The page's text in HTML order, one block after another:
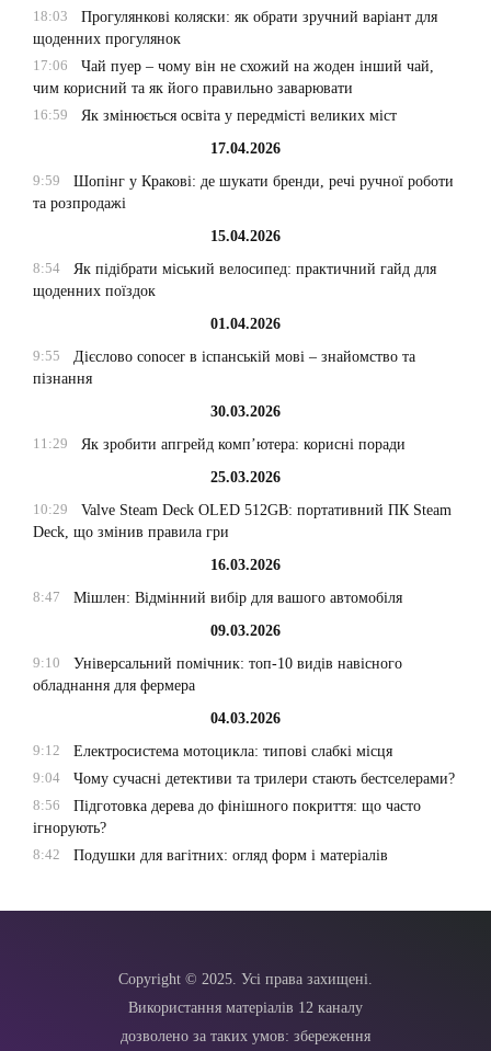
18:03
Прогулянкові коляски: як обрати зручний варіант для
щоденних прогулянок
17:06
Чай пуер – чому він не схожий на жоден інший чай,
чим корисний та як його правильно заварювати
16:59
Як змінюється освіта у передмісті великих міст
17.04.2026
9:59
Шопінг у Кракові: де шукати бренди, речі ручної роботи
та розпродажі
15.04.2026
8:54
Як підібрати міський велосипед: практичний гайд для
щоденних поїздок
01.04.2026
9:55
Дієслово conocer в іспанській мові – знайомство та
пізнання
30.03.2026
11:29
Як зробити апгрейд комп’ютера: корисні поради
25.03.2026
10:29
Valve Steam Deck OLED 512GB: портативний ПК Steam
Deck, що змінив правила гри
16.03.2026
8:47
Мішлен: Відмінний вибір для вашого автомобіля
09.03.2026
9:10
Універсальний помічник: топ-10 видів навісного
обладнання для фермера
04.03.2026
9:12
Електросистема мотоцикла: типові слабкі місця
9:04
Чому сучасні детективи та трилери стають бестселерами?
8:56
Підготовка дерева до фінішного покриття: що часто
ігнорують?
8:42
Подушки для вагітних: огляд форм і матеріалів
Copyright © 2025. Усі права захищені.
Використання матеріалів 12 каналу
дозволено за таких умов: збереження